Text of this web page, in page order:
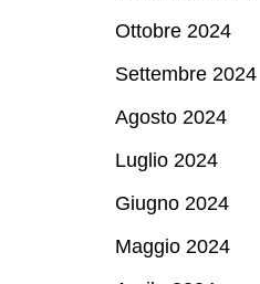
Ottobre 2024
Settembre 2024
Agosto 2024
Luglio 2024
Giugno 2024
Maggio 2024